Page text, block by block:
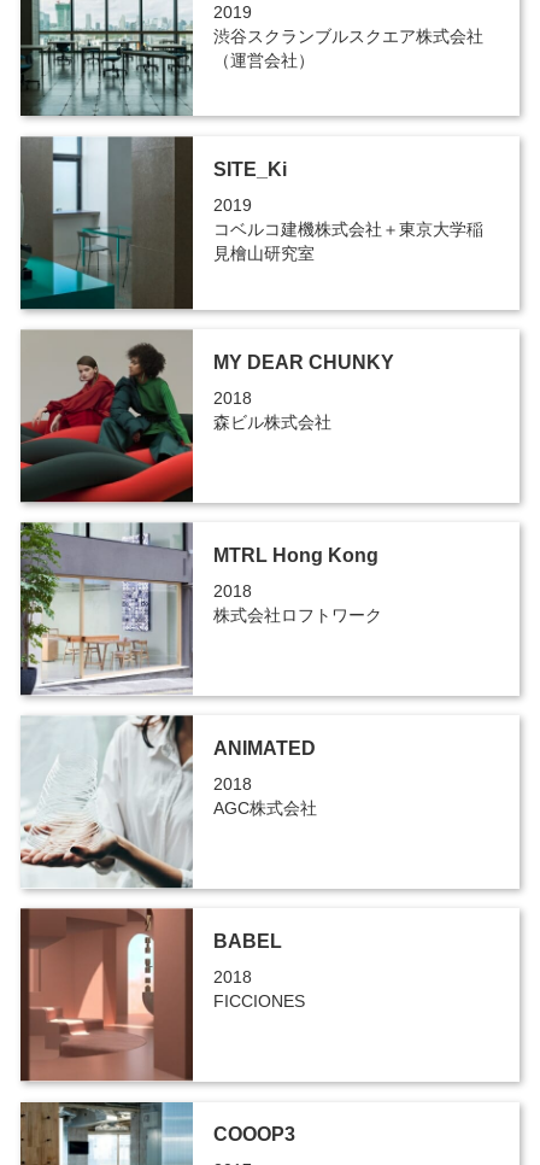
2019
渋谷スクランブルスクエア株式会社
（運営会社）
SITE_Ki
2019
コベルコ建機株式会社＋東京大学稲
見檜山研究室
MY DEAR CHUNKY
2018
森ビル株式会社
MTRL Hong Kong
2018
株式会社ロフトワーク
ANIMATED
2018
AGC株式会社
BABEL
2018
FICCIONES
COOOP3